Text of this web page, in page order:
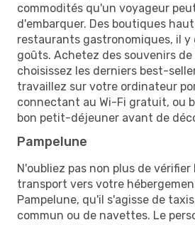
commodités qu'un voyageur
d'embarquer. Des boutiques
restaurants gastronomiques, il y
goûts. Achetez des souvenirs
choisissez les derniers best-
travaillez sur votre ordinateur
connectant au Wi-Fi gratuit, ou
bon petit-déjeuner avant de
Pampelune
N'oubliez pas non plus de
transport vers votre
Pampelune, qu'il s'agisse de
commun ou de navettes. Le